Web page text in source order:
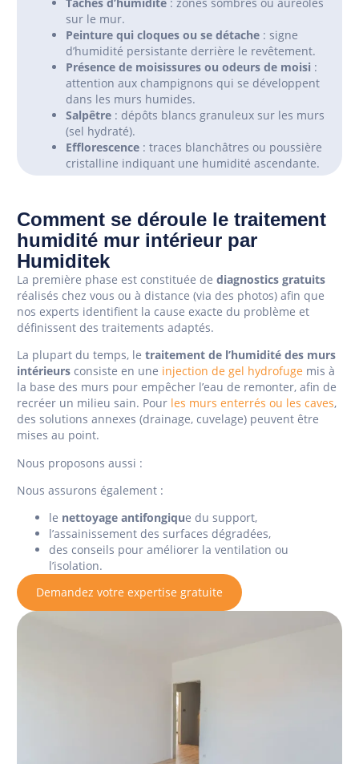
sur le mur.
Peinture qui cloques ou se détache : signe
d’humidité persistante derrière le revêtement.
Présence de moisissures ou odeurs de moisi :
attention aux champignons qui se développent
dans les murs humides.
Salpêtre : dépôts blancs granuleux sur les murs
(sel hydraté).
Efflorescence : traces blanchâtres ou poussière
cristalline indiquant une humidité ascendante.
Comment se déroule le traitement
humidité mur intérieur par
Humiditek
La première phase est constituée de diagnostics gratuits
réalisés chez vous ou à distance (via des photos) afin que
nos experts identifient la cause exacte du problème et
définissent des traitements adaptés.
La plupart du temps, le traitement de l’humidité des murs
intérieurs consiste en une injection de gel hydrofuge mis à
la base des murs pour empêcher l’eau de remonter, afin de
recréer un milieu sain. Pour les murs enterrés ou les caves,
des solutions annexes (drainage, cuvelage) peuvent être
mises au point.
Nous proposons aussi :
Nous assurons également :
le nettoyage antifongique du support,
l’assainissement des surfaces dégradées,
des conseils pour améliorer la ventilation ou
l’isolation.
Demandez votre expertise gratuite